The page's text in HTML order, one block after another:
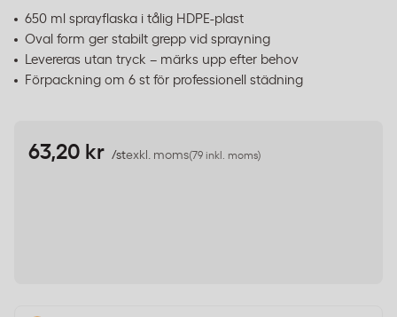
650 ml sprayflaska i tålig HDPE-plast
Oval form ger stabilt grepp vid sprayning
Levereras utan tryck – märks upp efter behov
Förpackning om 6 st för professionell städning
63,20 kr /stexkl. moms(79 inkl. moms)